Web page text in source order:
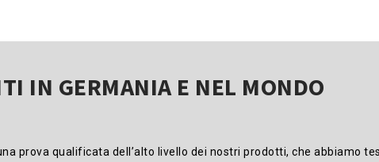
IN GERMANIA E NEL MONDO
prova qualificata dell’alto livello dei nostri prodotti, che abbiamo